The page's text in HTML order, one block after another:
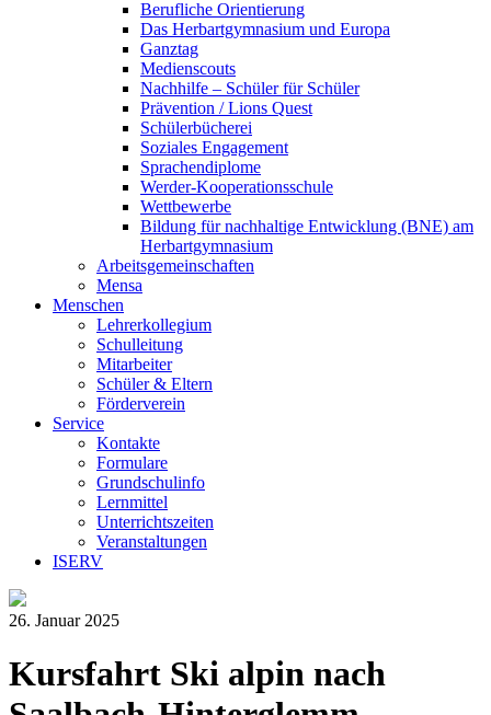
Berufliche Orientierung
Das Herbartgymnasium und Europa
Ganztag
Medienscouts
Nachhilfe – Schüler für Schüler
Prävention / Lions Quest
Schülerbücherei
Soziales Engagement
Sprachendiplome
Werder-Kooperationsschule
Wettbewerbe
Bildung für nachhaltige Entwicklung (BNE) am
Herbartgymnasium
Arbeitsgemeinschaften
Mensa
Menschen
Lehrerkollegium
Schulleitung
Mitarbeiter
Schüler & Eltern
Förderverein
Service
Kontakte
Formulare
Grundschulinfo
Lernmittel
Unterrichtszeiten
Veranstaltungen
ISERV
26. Januar 2025
Kursfahrt Ski alpin nach